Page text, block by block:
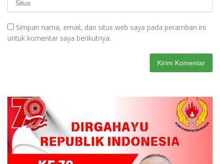
Simpan nama, email, dan situs web saya pada peramban ini
untuk komentar saya berikutnya.